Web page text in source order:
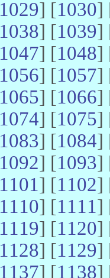
1029] [1030]
1038] [1039]
1047] [1048]
1056] [1057]
1065] [1066]
1074] [1075]
1083] [1084]
1092] [1093]
1101] [1102]
1110] [1111]
1119] [1120]
1128] [1129]
1137] [1138]